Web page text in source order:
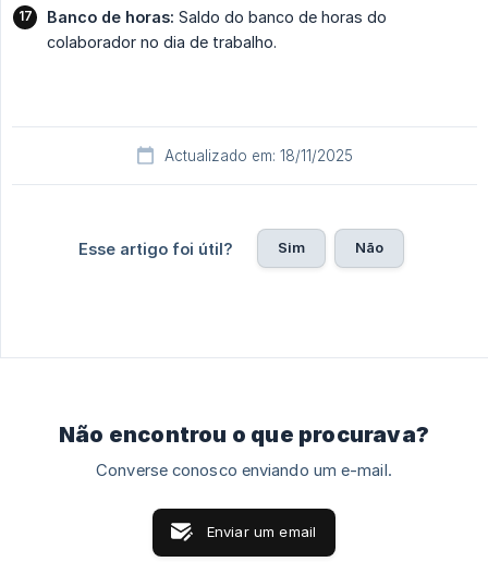
Banco de horas: Saldo do banco de horas do
colaborador no dia de trabalho.
Actualizado em: 18/11/2025
Esse artigo foi útil? Sim Não
Não encontrou o que procurava?
Converse conosco enviando um e-mail.
Enviar um email